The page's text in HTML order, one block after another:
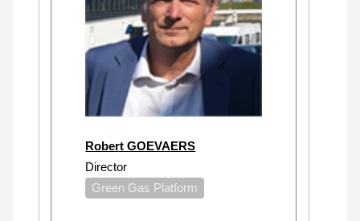
Robert GOEVAERS
Director
Green Gas Platform